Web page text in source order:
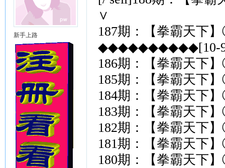
新手上路
∨
187期：【拳霸天下
186期：【拳霸天下
185期：【拳霸天下
184期：【拳霸天下
183期：【拳霸天下
182期：【拳霸天下
181期：【拳霸天下
180期：【拳霸天下